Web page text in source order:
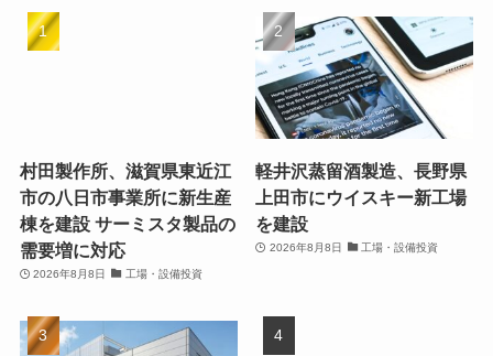
村田製作所、滋賀県東近江
市の八日市事業所に新生産
棟を建設 サーミスタ製品の
需要増に対応
2026年8月8日 工場・設備投資
軽井沢蒸留酒製造、長野県
上田市にウイスキー新工場
を建設
2026年8月8日 工場・設備投資